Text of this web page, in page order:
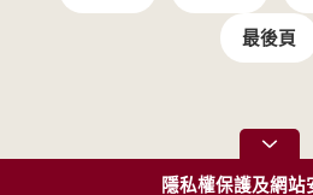
最後頁
隱私權保護及網站